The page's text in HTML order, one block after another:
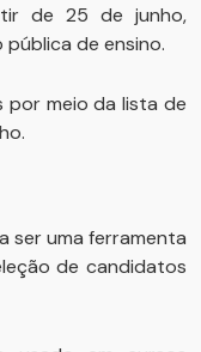
de 25 de junho,
de ensino.
por meio da lista de
ser uma ferramenta
de candidatos